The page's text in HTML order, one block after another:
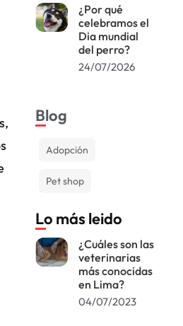
¿Por qué
celebramos el
Dia mundial
del perro?
24/07/2026
Blog
Adopción
Pet shop
Lo más leido
¿Cuáles son las
veterinarias
más conocidas
en Lima?
04/07/2023